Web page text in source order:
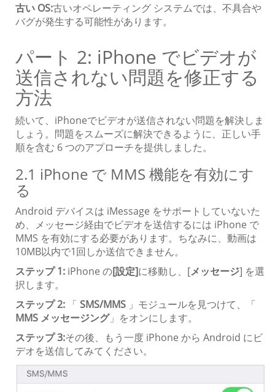
古い OS:古いオペレーティング システムでは、不具合や
バグが発生する可能性があります。
パート 2: iPhone でビデオが
送信されない問題を修正する
方法
続いて、iPhoneでビデオが送信されない問題を解決しま
しょう。問題をスムーズに解決できるように、正しい手
順を含む 6 つのアプローチを提供しました。
2.1 iPhone で MMS 機能を有効にす
る
Android デバイスは iMessage をサポートしていないた
め、メッセージ経由でビデオを送信するには iPhone で
MMS を有効にする必要があります。ちなみに、動画は
10MB以内で1回しか送信できません。
ステップ 1: iPhone の[設定]に移動し、[メッセージ] を選
択します。
ステップ 2: 「 SMS/MMS 」モジュールを見つけて、「
MMS メッセージング」をオンにします。
ステップ 3:その後、もう一度 iPhone から Android にビ
デオを送信してみてください。